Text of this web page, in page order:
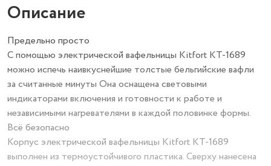
Описание
Предельно просто
С помощью электрической вафельницы Kitfort КТ-1689
можно испечь наивкуснейшие толстые бельгийские вафли
за считанные минуты Она оснащена световыми
индикаторами включения и готовности к работе и
независимыми нагревателями в каждой половинке формы.
Всё безопасно
Корпус электрической вафельницы Kitfort КТ-1689
выполнен из термоустойчивого пластика. Сверху нанесена